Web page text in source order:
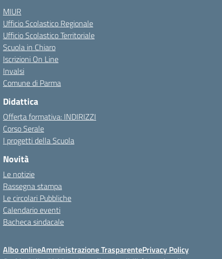
MIUR
Ufficio Scolastico Regionale
Ufficio Scolastico Territoriale
Scuola in Chiaro
Iscrizioni On Line
Invalsi
Comune di Parma
Didattica
Offerta formativa: INDIRIZZI
Corso Serale
I progetti della Scuola
Novità
Le notizie
Rassegna stampa
Le circolari Pubbliche
Calendario eventi
Bacheca sindacale
Albo onlineAmministrazione TrasparentePrivacy Policy